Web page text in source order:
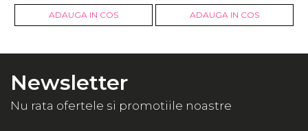
ADAUGA IN COS ADAUGA IN COS
Newsletter
Nu rata ofertele si promotiile noastre